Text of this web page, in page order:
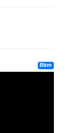
Bbm